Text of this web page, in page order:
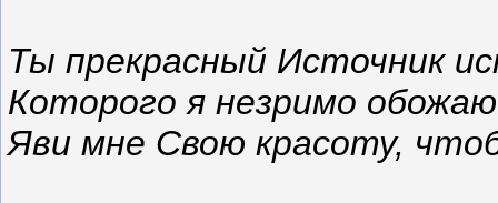
Ты прекрасный Источник
Которого я незримо
Яви мне Свою красоту,